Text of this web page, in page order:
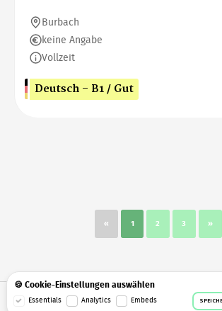
Burbach
keine Angabe
Vollzeit
Deutsch - B1 / Gut
« 1 2 3 »
© 2026 Workeer Datenschutz AGB
🍪 Cookie-Einstellungen auswählen
Essentials Analytics Embeds